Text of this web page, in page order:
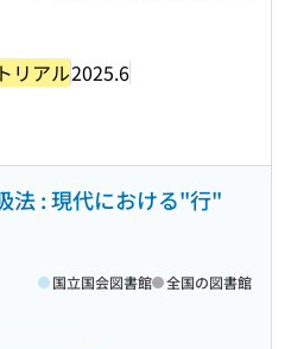
リアル2025.6
法 : 現代における"行"
国立国会図書館 全国の図書館